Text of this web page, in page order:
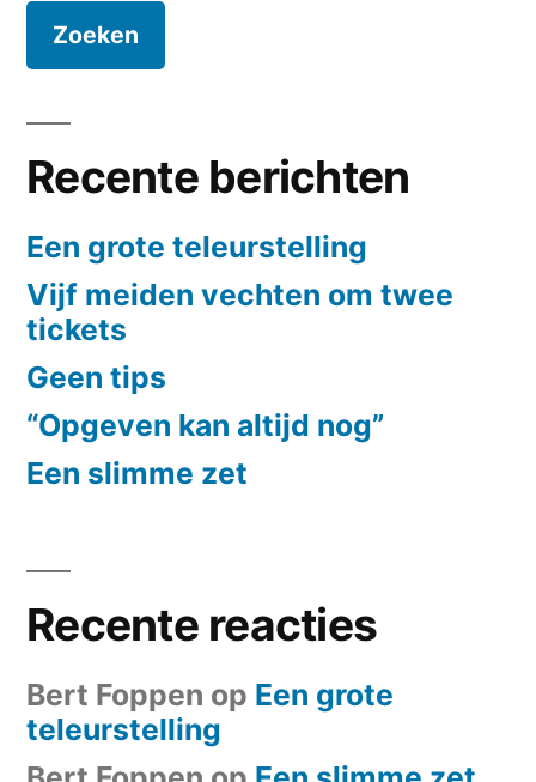
Recente berichten
Een grote teleurstelling
Vijf meiden vechten om twee
tickets
Geen tips
“Opgeven kan altijd nog”
Een slimme zet
Recente reacties
Bert Foppen op Een grote
teleurstelling